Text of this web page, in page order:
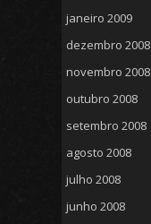
janeiro 2009
dezembro 2008
novembro 2008
outubro 2008
setembro 2008
agosto 2008
julho 2008
junho 2008